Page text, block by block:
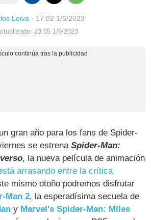
Leiva · 17:02 1/6/2023
23:55 1/6/2023
gran año para los fans de Spider-
se estrenaSpider-Man:
, la nueva película de animación
arrasando entre la crítica
mismo otoño podremos disfrutar
Man 2, la esperadísima secuela de
y Marvel's Spider-Man: Miles